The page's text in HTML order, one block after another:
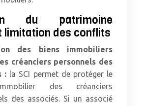
du patrimoine
limitation des conflits
des biens immobiliers
créanciers personnels des
: la SCI permet de protéger le
des créanciers
des associés. Si un associé